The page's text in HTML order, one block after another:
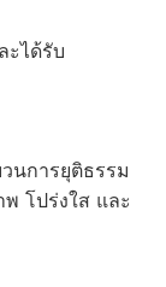
ะได้รับ
นการยุติธรรม
โปร่งใส และ